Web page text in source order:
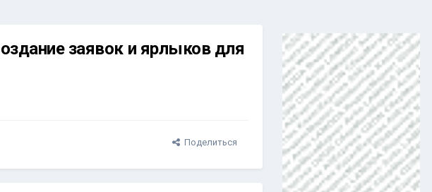
заявок и ярлыков для
Поделиться